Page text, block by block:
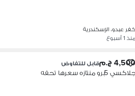
كفر عبدو، الإسكندرية
منذ 1 أسبوع
4,500 ج.م قابل للتفاوض
جلاكسي 5برو منتازه سعرها تحفه